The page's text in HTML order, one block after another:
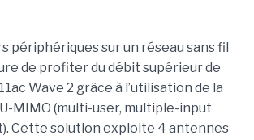
périphériques sur un réseau sans fil
de profiter du débit supérieur de
Wave 2 grâce à l’utilisation de la
MIMO (multi-user, multiple-input
Cette solution exploite 4 antennes